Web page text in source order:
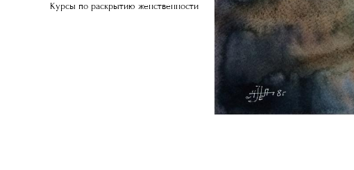
Курсы по раскрытию женственности